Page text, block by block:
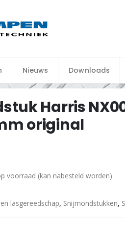
Nieuws Downloads
Harris
original
voorraad (kan nabesteld worden)
lasgereedschap, Snijmondstukken,